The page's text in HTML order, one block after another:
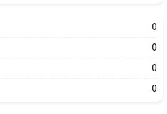
0
0
0
0